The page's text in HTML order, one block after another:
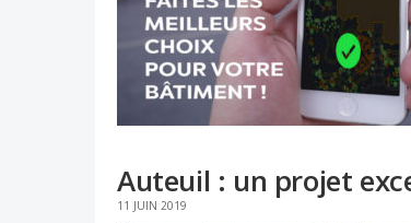
Auteuil : un projet
11 JUIN 2019